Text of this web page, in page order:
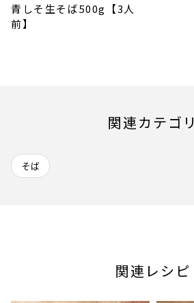
青しそ生そば500g【3人
前】
関連カテゴリ
そば
関連レシピ